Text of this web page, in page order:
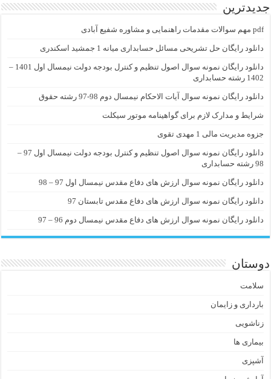
جدیدترین
pdf مهم سوالات مقدمات راهنمایی و مشاوره شفیع آبادی
دانلود رایگان حل تشریحی مسائل حسابداری میانه 1 جمشید اسکندری
دانلود رایگان نمونه سوال اصول تنظیم و کنترل بودجه دولت نیمسال اول 1401 –
1402 رشته حسابداری
دانلود رایگان نمونه سوال آیات الاحکام نیمسال دوم 98-97 رشته حقوق
شرایط و مدارک لازم برای گواهینامه موتور سیکلت
جزوه مدیریت مالی 1 مهدی تقوی
دانلود رایگان نمونه سوال اصول تنظیم و کنترل بودجه دولت نیمسال اول 97 –
98 رشته حسابداری
دانلود رایگان نمونه سوال ارزش های دفاع مقدس نیمسال اول 97 – 98
دانلود رایگان نمونه سوال ارزش های دفاع مقدس تابستان 97
دانلود رایگان نمونه سوال ارزش های دفاع مقدس نیمسال دوم 96 – 97
دوستان
سلامت
بارداری و زایمان
زناشویی
بیماری ها
آشپزی